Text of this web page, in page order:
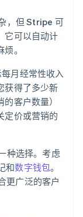
，但 Stripe 可
它可以自动计
。
月经常性收入
获得了多少新
客户数量）
定价或营销的
种选择。考虑
和数字钱包。
更广泛的客户